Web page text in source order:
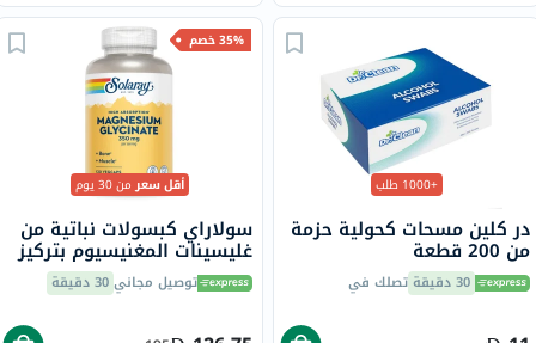
+1000 طلب
در كلين مسحات كحولية حزمة
من 200 قطعة
30 دقيقة تصلك في
35% خصم
أقل سعرمن 30 يوم
سولاراي كبسولات نباتية من
غليسينات المغنيسيوم بتركيز
350 ملجم لصحة العظام
والعضلات حزمة من 120
توصيل مجاني30 دقيقة